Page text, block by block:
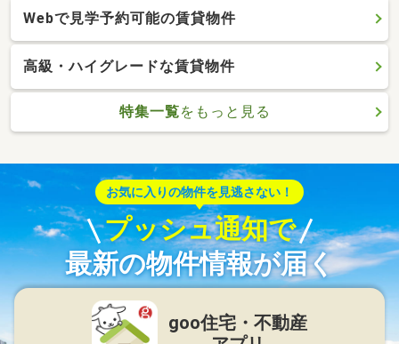
Webで見学予約可能の賃貸物件
高級・ハイグレードな賃貸物件
特集一覧をもっと見る
お気に入りの物件を見逃さない！
プッシュ通知で
最新の物件情報が届く
goo住宅・不動産